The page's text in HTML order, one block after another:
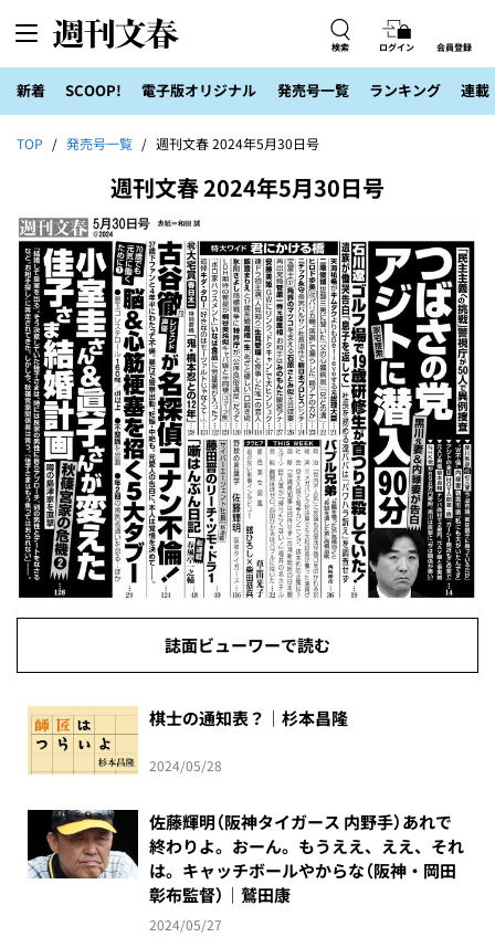
検索 ログイン 会員登録
新着 SCOOP! 電子版オリジナル 発売号一覧 ランキング 連載
TOP 発売号一覧 週刊文春 2024年5月30日号
週刊文春 2024年5月30日号
誌面ビューワーで読む
棋士の通知表？｜杉本昌隆
2024/05/28
佐藤輝明（阪神タイガース 内野手）あれで
終わりよ。おーん。もうええ、ええ、それ
は。キャッチボールやからな（阪神・岡田
彰布監督）｜鷲田康
2024/05/27